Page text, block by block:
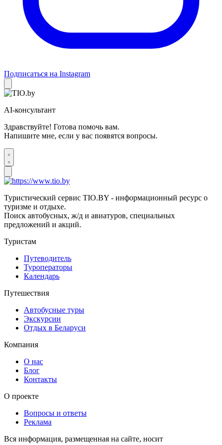
Подписаться на Instagram
AI-консультант
Здравствуйте! Готова помочь вам.
Напишите мне, если у вас появятся вопросы.
Туристический сервис TIO.BY - информационный ресурс о
туризме и отдыхе.
Поиск автобусных, ж/д и авиатуров, специальных
предложений и акций.
Туристам
Путеводитель
Туроператоры
Календарь
Путешествия
Автобусные туры
Экскурсии
Отдых в Беларуси
Компания
О нас
Блог
Контакты
О проекте
Вопросы и ответы
Реклама
Вся информация, размещенная на сайте, носит